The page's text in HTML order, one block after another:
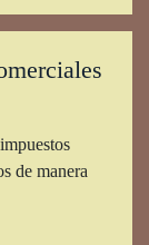
de manera